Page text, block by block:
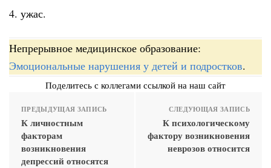
4. ужас.
Непрерывное медицинское образование:
Эмоциональные нарушения у детей и подростков.
Поделитесь с коллегами ссылкой на наш сайт
ПРЕДЫДУЩАЯ ЗАПИСЬ
К личностным
факторам
возникновения
депрессий относятся
СЛЕДУЮЩАЯ ЗАПИСЬ
К психологическому
фактору возникновения
неврозов относится